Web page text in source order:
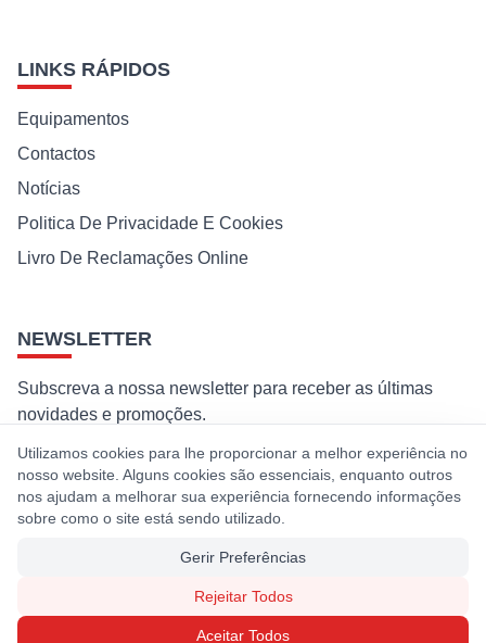
LINKS RÁPIDOS
Equipamentos
Contactos
Notícias
Politica De Privacidade E Cookies
Livro De Reclamações Online
NEWSLETTER
Subscreva a nossa newsletter para receber as últimas
novidades e promoções.
Subscrever
Ao subscrever, concorda com a nossa política de privacidade e
© 2026 Premaq. Todos os direitos reservados. Desenvolvido por
Utilizamos cookies para lhe proporcionar a melhor experiência no
nosso website. Alguns cookies são essenciais, enquanto outros
nos ajudam a melhorar sua experiência fornecendo informações
sobre como o site está sendo utilizado.
Gerir Preferências
Rejeitar Todos
Aceitar Todos